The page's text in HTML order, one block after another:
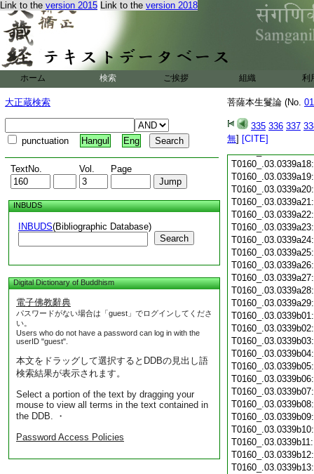
Link to the version 2015 Link to the version 2018
ホーム 検索 ご挨拶 組織 利
大正蔵検索
punctuation Hangul Eng
TextNo. Vol. Page
INBUDS
INBUDS(Bibliographic Database)
Search
Digital Dictionary of Buddhism
電子佛教辭典
パスワードがない場合は「guest」でログインしてくださ
い。
Users who do not have a password can log in with the
userID "guest".
本文をドラッグして選択するとDDBの見出し語
検索結果が表示されます。
Select a portion of the text by dragging your
mouse to view all terms in the text contained in
the DDB. ・
Password Access Policies
菩薩本生鬘論 (No.
335 336 337
無] [CITE]